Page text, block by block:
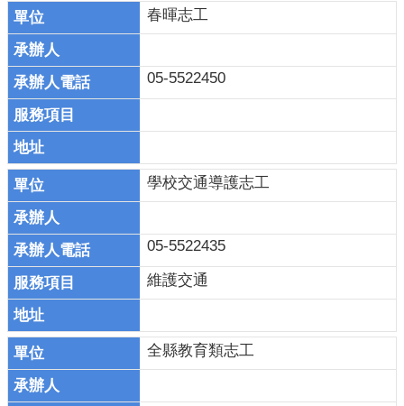
春暉志工
05-5522450
學校交通導護志工
05-5522435
維護交通
全縣教育類志工